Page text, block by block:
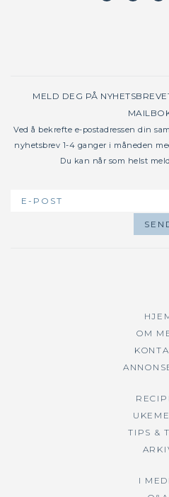
MELD DEG PÅ
Ved å bekrefte e-postadressen din
nyhetsbrev 1-4 ganger i måneden
Du kan når som helst
OM
TIPS &
I